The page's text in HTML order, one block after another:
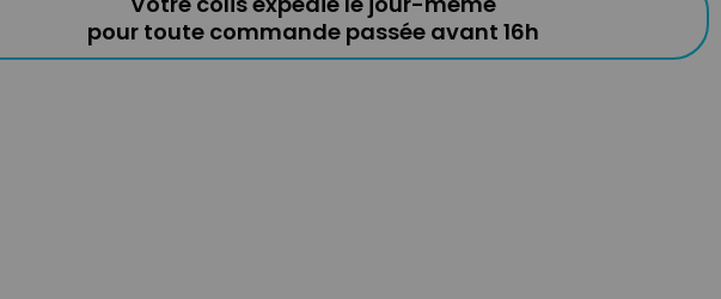
pour toute commande passée avant 16h